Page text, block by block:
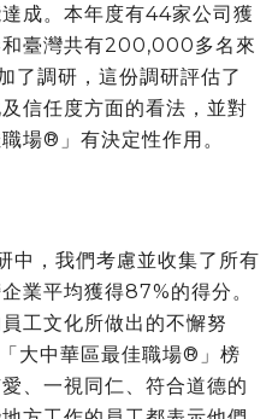
成。本年度有44家公司獲
臺灣共有200,000多名來
了調研，這份調研評估了
信任度方面的看法，並對
場®」有決定性作用。
，我們考慮並收集了所有
業平均獲得87%的得分。
工文化所做出的不懈努
大中華區最佳職場®」榜
、一視同仁、符合道德的